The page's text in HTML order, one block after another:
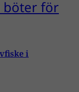
i